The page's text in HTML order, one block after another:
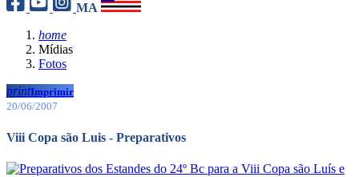
MA
home
Mídias
Fotos
printImprimir
20/06/2007
Viii Copa são Luis - Preparativos